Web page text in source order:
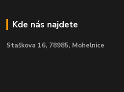
Kde nás najdete
Staškova 16, 78985, Mohelnice